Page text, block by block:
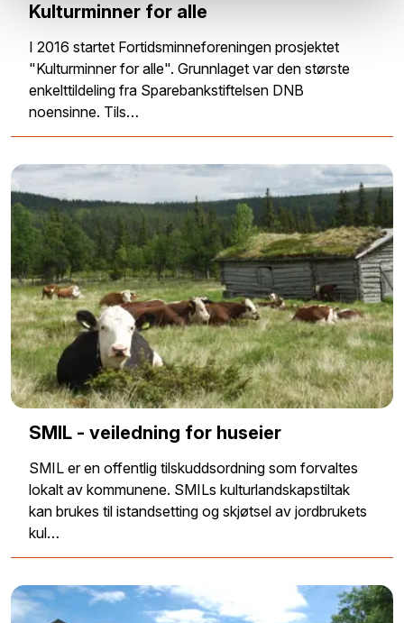
Kulturminner for alle
I 2016 startet Fortidsminneforeningen prosjektet
"Kulturminner for alle". Grunnlaget var den største
enkelttildeling fra Sparebankstiftelsen DNB
noensinne. Tils…
SMIL - veiledning for huseier
SMIL er en offentlig tilskuddsordning som forvaltes
lokalt av kommunene. SMILs kulturlandskapstiltak
kan brukes til istandsetting og skjøtsel av jordbrukets
kul…